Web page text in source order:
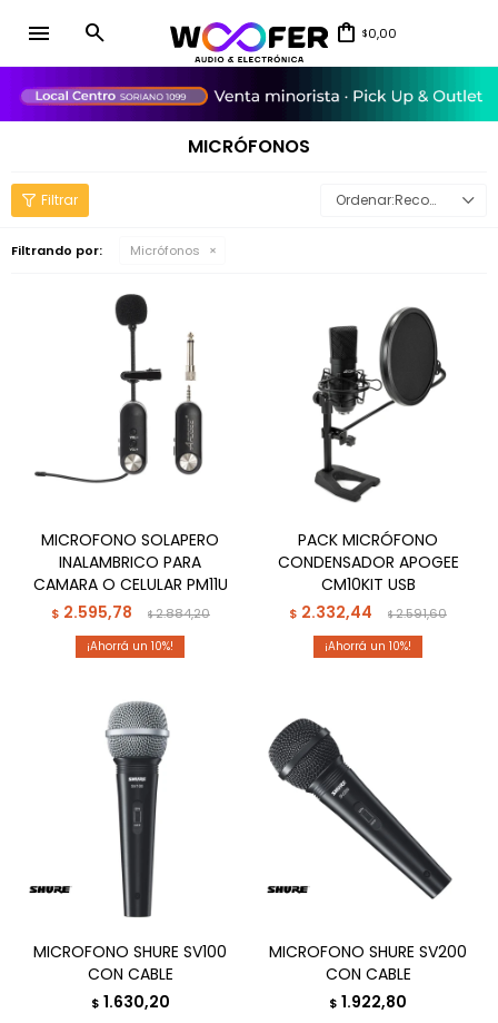
menu $0,00
MICRÓFONOS
Recomendados
Filtrando por: Micrófonos
MICROFONO SOLAPERO
INALAMBRICO PARA
CAMARA O CELULAR PM11U
$ 2.595,78 $2.884,20
10
PACK MICRÓFONO
CONDENSADOR APOGEE
CM10KIT USB
$ 2.332,44 $2.591,60
10
MICROFONO SHURE SV100
CON CABLE
$ 1.630,20
MICROFONO SHURE SV200
CON CABLE
$ 1.922,80
close